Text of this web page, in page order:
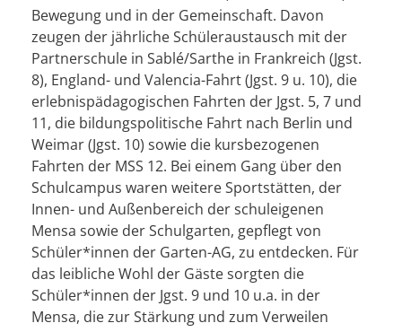
Bewegung und in der Gemeinschaft. Davon
zeugen der jährliche Schüleraustausch mit der
Partnerschule in Sablé/Sarthe in Frankreich (Jgst.
8), England- und Valencia-Fahrt (Jgst. 9 u. 10), die
erlebnispädagogischen Fahrten der Jgst. 5, 7 und
11, die bildungspolitische Fahrt nach Berlin und
Weimar (Jgst. 10) sowie die kursbezogenen
Fahrten der MSS 12. Bei einem Gang über den
Schulcampus waren weitere Sportstätten, der
Innen- und Außenbereich der schuleigenen
Mensa sowie der Schulgarten, gepflegt von
Schüler*innen der Garten-AG, zu entdecken. Für
das leibliche Wohl der Gäste sorgten die
Schüler*innen der Jgst. 9 und 10 u.a. in der
Mensa, die zur Stärkung und zum Verweilen